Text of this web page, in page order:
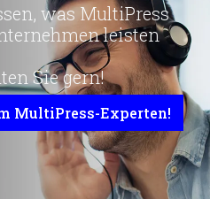
was MultiPress
leisten
Sie gern!
MultiPress-Experten!